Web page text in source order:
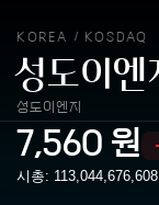
KOREA / KOSDAQ
성도이엔
성도이엔지
7,560 원
시총: 113,044,676,608